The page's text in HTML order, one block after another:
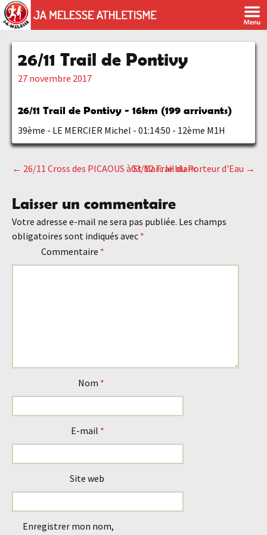
26/11 Trail de Pontivy
27 novembre 2017
26/11 Trail de Pontivy - 16km (199 arrivants)
39ème - LE MERCIER Michel - 01:14:50 - 12ème M1H
Navigation
des
articles
← 26/11 Cross des PICAOUS à St Marc le blanc
03/12 Trail du Porteur d'Eau →
Laisser un commentaire
Votre adresse e-mail ne sera pas publiée. Les champs
obligatoires sont indiqués avec *
Commentaire *
Nom *
E-mail *
Site web
Enregistrer mon nom,